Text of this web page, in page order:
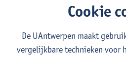
die opgroeien met een
kinderen die jaarlijks een
huidige systemen die niet
Cookie
De UAntwerpen maakt
vergelijkbare technieken voor